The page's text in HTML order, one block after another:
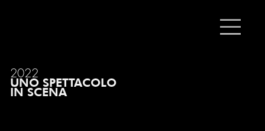
2022
UNO SPETTACOLO
IN SCENA